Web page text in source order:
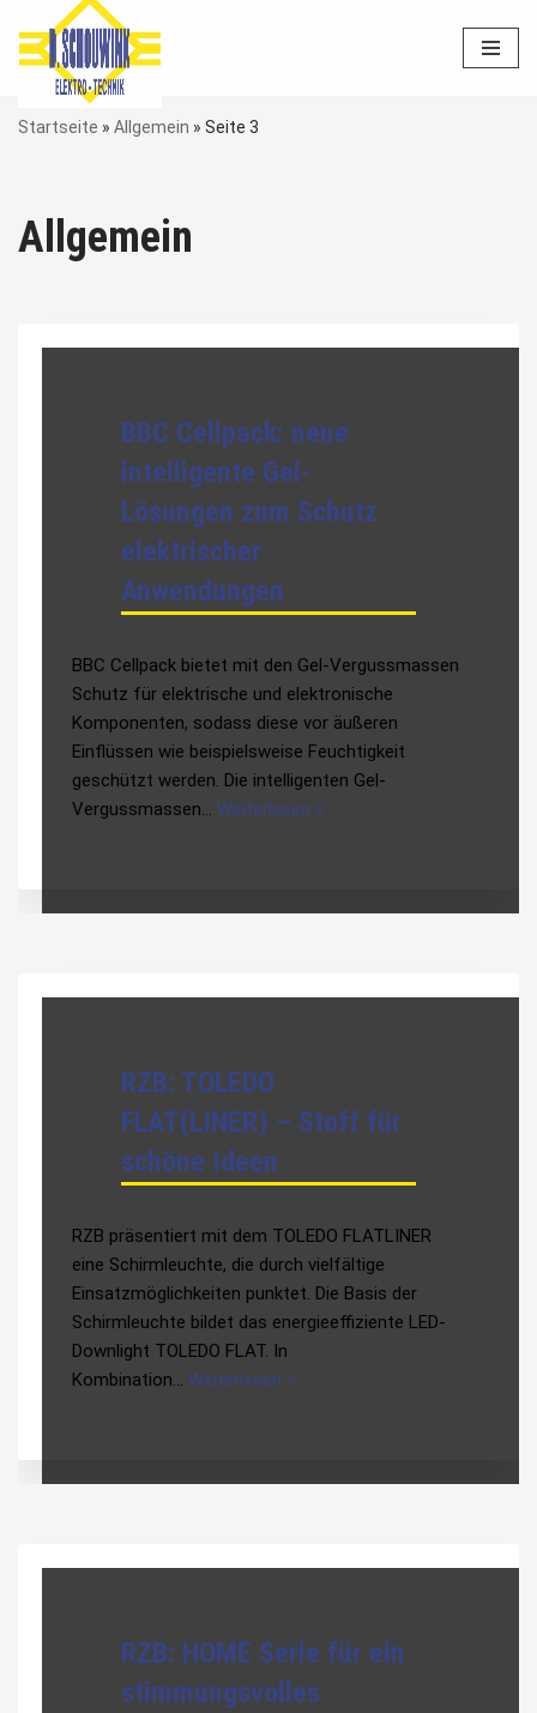
Zum
Inhalt
springen
Startseite » Allgemein » Seite 3
Allgemein
BBC Cellpack: neue
intelligente Gel-
Lösungen zum Schutz
elektrischer
Anwendungen
BBC Cellpack bietet mit den Gel-Vergussmassen
Schutz für elektrische und elektronische
Komponenten, sodass diese vor äußeren
Einflüssen wie beispielsweise Feuchtigkeit
geschützt werden. Die intelligenten Gel-
Vergussmassen… Weiterlesen »
RZB: TOLEDO
FLAT(LINER) – Stoff für
schöne Ideen
RZB präsentiert mit dem TOLEDO FLATLINER
eine Schirmleuchte, die durch vielfältige
Einsatzmöglichkeiten punktet. Die Basis der
Schirmleuchte bildet das energieeffiziente LED-
Downlight TOLEDO FLAT. In
Kombination… Weiterlesen »
RZB: HOME Serie für ein
stimmungsvolles